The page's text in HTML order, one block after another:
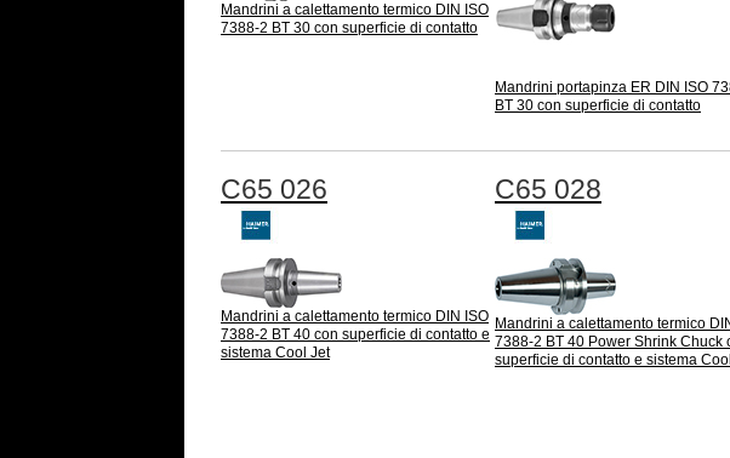
Mandrini a calettamento termico DIN ISO
7388-2 BT 30 con superficie di contatto
Mandrini portapinza ER DIN ISO
BT 30 con superficie di contatto
C65 026
Mandrini a calettamento termico DIN ISO
7388-2 BT 40 con superficie di contatto e
sistema Cool Jet
C65 028
Mandrini a calettamento termico
7388-2 BT 40 Power Shrink Chuck
superficie di contatto e sistema